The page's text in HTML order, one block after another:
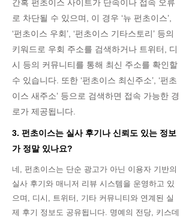
간혹 펀초이스 사이트가 단속이나 접속 오류
로 차단될 수 있으며, 이 경우 ‘뉴 펀초이스’,
‘펀초이스 우회’, ‘펀초이스 기타스토리’ 등의
키워드로 우회 주소를 검색하거나 트위터, 디
시 등의 커뮤니티를 통해 최신 주소를 확인할
수 있습니다. 또한 ‘펀초이스 최신주소’, ‘펀초
이스 새주소’ 등으로 검색하면 접속 가능한 경
로가 제공됩니다.
3. 펀초이스는 실사 후기나 신뢰도 있는 정보
가 정말 있나요?
네, 펀초이스는 단순 광고가 아닌 이용자 기반의
실사 후기와 매니저 리뷰 시스템을 운영하고 있
으며, 디시, 트위터, 기타 커뮤니티와 연계된 실
제 후기 정보도 공유됩니다. 명예의 전당, 키스데